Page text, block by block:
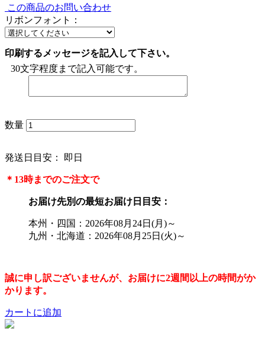
この商品のお問い合わせ
リボンフォント：
印刷するメッセージを記入して下さい。
30文字程度まで記入可能です。
数量
発送日目安： 即日
＊13時までのご注文で
お届け先別の最短お届け日目安：
本州・四国：2026年08月24日(月)～
九州・北海道：2026年08月25日(火)～
誠に申し訳ございませんが、お届けに2週間以上の時間がか
かります。
カートに追加